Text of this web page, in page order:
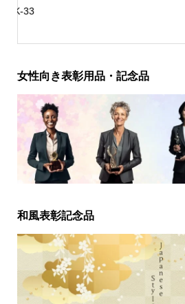
ブック型フルカラー盾：SHV-7915
女性向き表彰用品・記念品
和風表彰記念品